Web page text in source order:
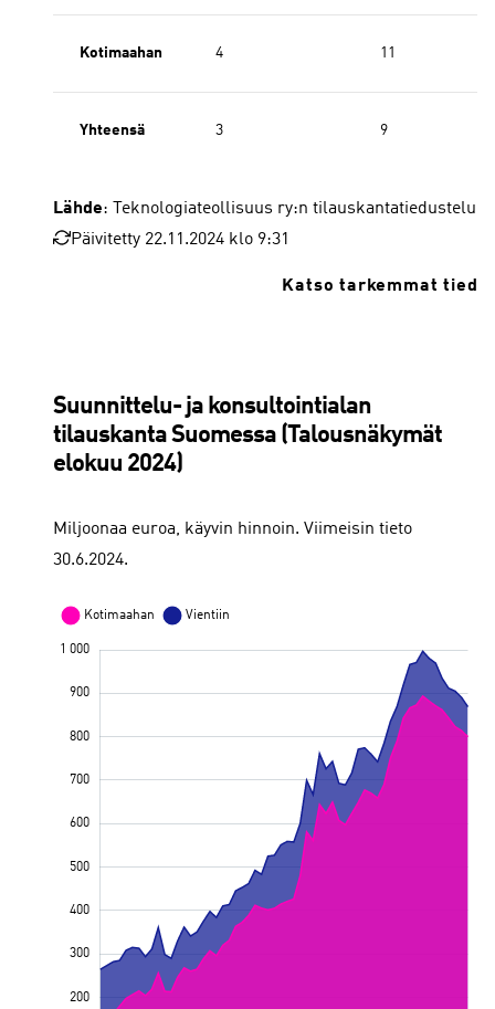
Kotimaahan 4 11
Yhteensä 3 9
Lähde: Teknologiateollisuus ry:n tilauskantatiedustelu
Päivitetty 22.11.2024 klo 9:31
Katso tarkemmat tiedot
Suunnittelu- ja konsultointialan
tilauskanta Suomessa (Talousnäkymät
elokuu 2024)
Miljoonaa euroa, käyvin hinnoin. Viimeisin tieto
30.6.2024.